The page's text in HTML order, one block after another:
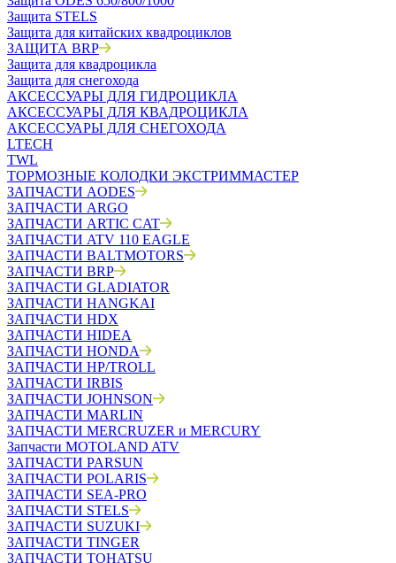
Защита STELS
Защита для китайских квадроциклов
ЗАЩИТА BRP
Защита для квадроцикла
Защита для снегохода
АКСЕССУАРЫ ДЛЯ ГИДРОЦИКЛА
АКСЕССУАРЫ ДЛЯ КВАДРОЦИКЛА
АКСЕССУАРЫ ДЛЯ СНЕГОХОДА
LTECH
TWL
ТОРМОЗНЫЕ КОЛОДКИ ЭКСТРИММАСТЕР
ЗАПЧАСТИ AODES
ЗАПЧАСТИ ARGO
ЗАПЧАСТИ ARTIC CAT
ЗАПЧАСТИ ATV 110 EAGLE
ЗАПЧАСТИ BALTMOTORS
ЗАПЧАСТИ BRP
ЗАПЧАСТИ GLADIATOR
ЗАПЧАСТИ HANGKAI
ЗАПЧАСТИ HDX
ЗАПЧАСТИ HIDEA
ЗАПЧАСТИ HONDA
ЗАПЧАСТИ HP/TROLL
ЗАПЧАСТИ IRBIS
ЗАПЧАСТИ JOHNSON
ЗАПЧАСТИ MARLIN
ЗАПЧАСТИ MERCRUZER и MERCURY
Запчасти MOTOLAND ATV
ЗАПЧАСТИ PARSUN
ЗАПЧАСТИ POLARIS
ЗАПЧАСТИ SEA-PRO
ЗАПЧАСТИ STELS
ЗАПЧАСТИ SUZUKI
ЗАПЧАСТИ TINGER
ЗАПЧАСТИ TOHATSU